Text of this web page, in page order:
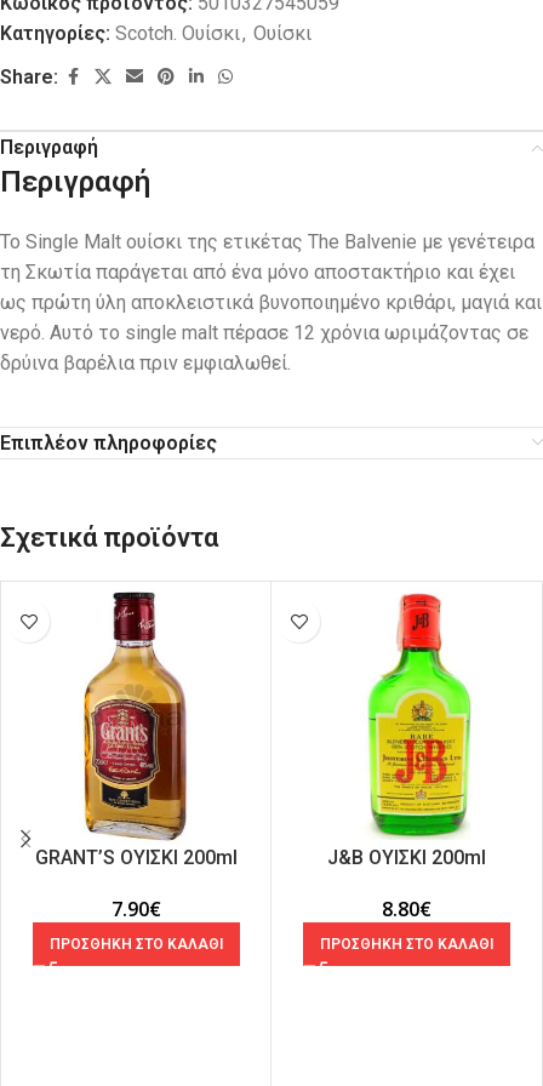
Κατηγορίες: Scotch. Ουίσκι, Ουίσκι
Share:
Περιγραφή
Περιγραφή
Το Single Malt ουίσκι της ετικέτας The Balvenie με γενέτειρα
τη Σκωτία παράγεται από ένα μόνο αποστακτήριο και έχει
ως πρώτη ύλη αποκλειστικά βυνοποιημένο κριθάρι, μαγιά και
νερό. Αυτό το single malt πέρασε 12 χρόνια ωριμάζοντας σε
δρύινα βαρέλια πριν εμφιαλωθεί.
Επιπλέον πληροφορίες
Σχετικά προϊόντα
GRANT’S ΟΥΙΣΚΙ 200ml
7.90€
ΠΡΟΣΘΗΚΗ ΣΤΟ ΚΑΛΑΘΙ
J&B ΟΥΙΣΚΙ 200ml
8.80€
ΠΡΟΣΘΗΚΗ ΣΤΟ ΚΑΛΑΘΙ